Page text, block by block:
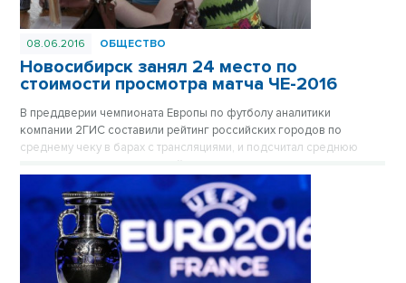
08.06.2016 ОБЩЕСТВО
Новосибирск занял 24 место по
стоимости просмотра матча ЧЕ-2016
В преддверии чемпионата Европы по футболу аналитики
компании 2ГИС составили рейтинг российских городов по
среднему чеку в барах с трансляциями, и подсчитал среднюю